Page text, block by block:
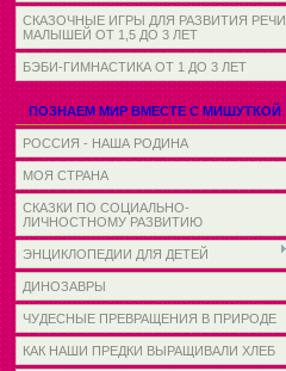
СКАЗОЧНЫЕ ИГРЫ ДЛЯ РАЗВИТИЯ РЕЧИ
МАЛЫШЕЙ ОТ 1,5 ДО 3 ЛЕТ
БЭБИ-ГИМНАСТИКА ОТ 1 ДО 3 ЛЕТ
ПОЗНАЕМ МИР ВМЕСТЕ С МИШУТКОЙ
РОССИЯ - НАША РОДИНА
МОЯ СТРАНА
СКАЗКИ ПО СОЦИАЛЬНО-
ЛИЧНОСТНОМУ РАЗВИТИЮ
ЭНЦИКЛОПЕДИИ ДЛЯ ДЕТЕЙ
ДИНОЗАВРЫ
ЧУДЕСНЫЕ ПРЕВРАЩЕНИЯ В ПРИРОДЕ
КАК НАШИ ПРЕДКИ ВЫРАЩИВАЛИ ХЛЕБ